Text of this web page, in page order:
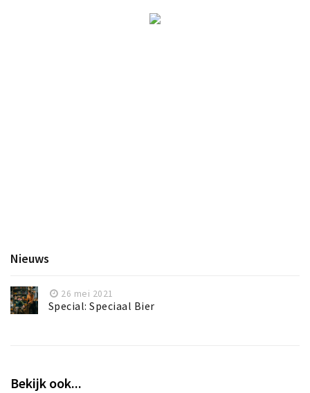
Nieuws
26 mei 2021
Special: Speciaal Bier
Bekijk ook...